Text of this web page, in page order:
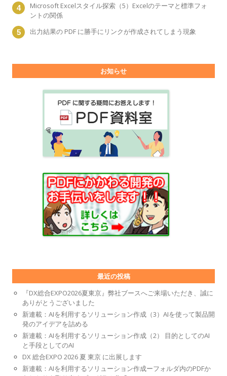
Microsoft Excelスタイル探索（5）Excelのテーマと標準フォ
ントの関係
出力結果の PDF に勝手にリンクが作成されてしまう現象
お知らせ
最近の投稿
『DX総合EXPO2026夏東京』弊社ブースへご来場いただき、誠に
ありがとうございました
新連載：AIを利用するソリューション作成（3）AIを使って製品開
発のアイデアを詰める
新連載：AIを利用するソリューション作成（2） 目的としてのAI
と手段としてのAI
DX 総合EXPO 2026 夏 東京 に出展します
新連載：AIを利用するソリューション作成ーフォルダ内のPDFか